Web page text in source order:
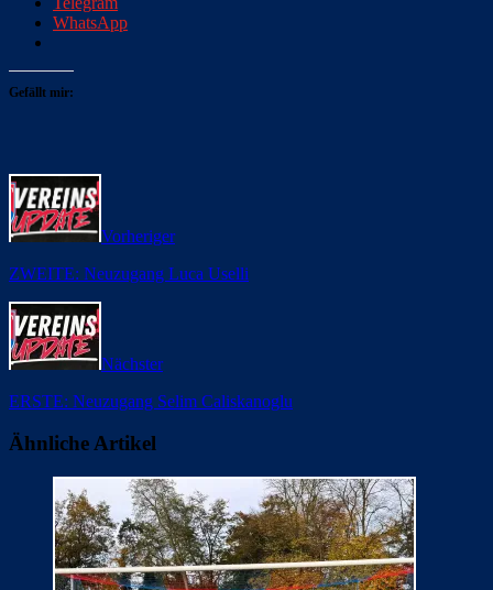
WhatsApp
Gefällt mir:
Vorheriger
ZWEITE: Neuzugang Luca Uselli
Nächster
ERSTE: Neuzugang Selim Caliskanoglu
Ähnliche Artikel